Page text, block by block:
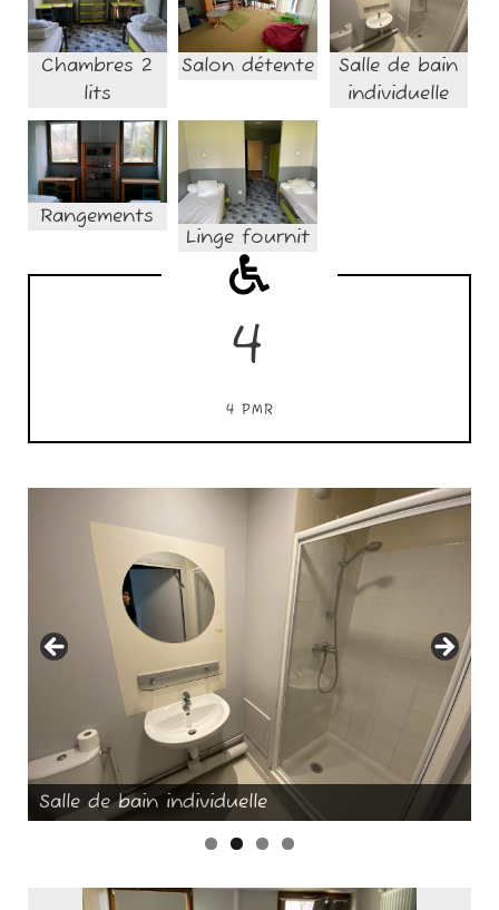
Chambres 2
lits
Salon détente
Salle de bain
individuelle
Rangements
Linge fournit
4
4 PMR
Salle de bain individuelle
Chambres 2 lits